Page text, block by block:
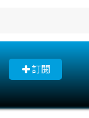
訂閱